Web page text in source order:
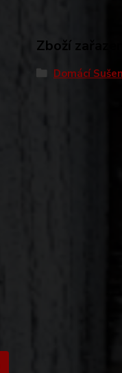
Zboží
Domácí